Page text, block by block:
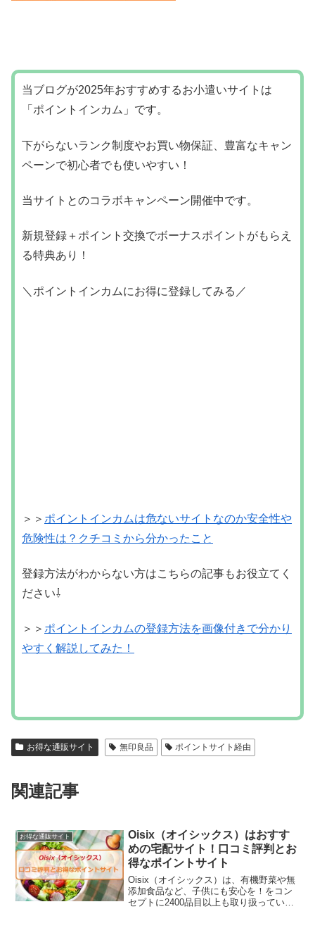
当ブログが2025年おすすめするお小遣いサイトは
「ポイントインカム」です。
下がらないランク制度やお買い物保証、豊富なキャン
ペーンで初心者でも使いやすい！
当サイトとのコラボキャンペーン開催中です。
新規登録＋ポイント交換でボーナスポイントがもらえ
る特典あり！
＼ポイントインカムにお得に登録してみる／
お得な通販サイト
関連記事
Oisix（オイシックス）は、有機野菜や無
セプトに2400品目以上も取り扱っている
人気の宅配サイトですよね。また、新生
お得な通販サイト
Yahoo!×アスクルから新しく誕生した
『LOHACO(ロハコ)』は知っています
か？ミネラルウォーターやお米・テッシ
ュ・おむつなどなど、食料品から日用雑
貨までいろいろなアイテムを購入するこ
とができる便利なネット通販サイトです
＾＾しかも最短で...
お得な通販サイト
HMV&BOOKSオンライン（旧ロ
ーチケHMV)をポイントサイト経